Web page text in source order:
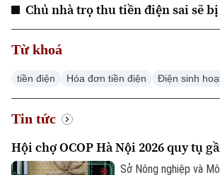
Chủ nhà trọ thu tiền điện sai sẽ
Từ khoá
tiền điện Hóa đơn tiền điện Điện sinh
Tin tức
Hội chợ OCOP Hà Nội 2026 quy tụ
Sở Nông nghiệp và